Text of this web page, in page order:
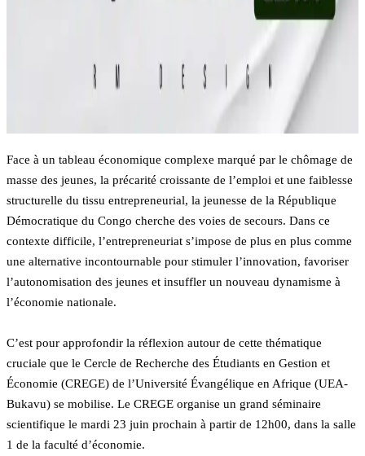
Face à un tableau économique complexe marqué par le chômage de
masse des jeunes, la précarité croissante de l’emploi et une faiblesse
structurelle du tissu entrepreneurial, la jeunesse de la République
Démocratique du Congo cherche des voies de secours. Dans ce
contexte difficile, l’entrepreneuriat s’impose de plus en plus comme
une alternative incontournable pour stimuler l’innovation, favoriser
l’autonomisation des jeunes et insuffler un nouveau dynamisme à
l’économie nationale.
C’est pour approfondir la réflexion autour de cette thématique
cruciale que le Cercle de Recherche des Étudiants en Gestion et
Économie (CREGE) de l’Université Évangélique en Afrique (UEA-
Bukavu) se mobilise. Le CREGE organise un grand séminaire
scientifique le mardi 23 juin prochain à partir de 12h00, dans la salle
1 de la faculté d’économie.